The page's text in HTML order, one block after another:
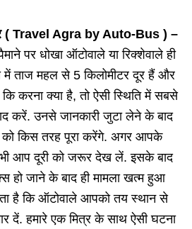
( Travel Agra by Auto-Bus ) –
पर धोखा ऑटोवाले या रिक्शेवाले ही
ताज महल से 5 किलोमीटर दूर हैं और
करना क्या है, तो ऐसी स्थिति में सबसे
करें. उनसे जानकारी जुटा लेने के बाद
किस तरह पूरा करेंगे. अगर आपके
भी आप दूरी को जरूर देख लें. इसके बाद
हो जाने के बाद ही मामला खत्म हुआ
है कि ऑटोवाले आपको तय स्थान से
दें. हमारे एक मित्र के साथ ऐसी घटना